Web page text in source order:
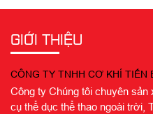
GIỚI THIỆU
CÔNG TY TNHH CƠ KHÍ TIẾN
Công ty Chúng tôi chuyên sản
cụ thể dục thể thao ngoài trời,